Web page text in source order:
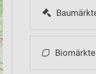
Biomärkte